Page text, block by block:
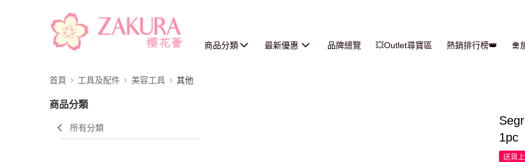
商品分類 最新優惠 品牌總覽 💥Outlet尋寶區 熱銷排行榜👑 🛅
首頁 工具及配件 美容工具 其他
商品分類
所有分類
1pc
送貨